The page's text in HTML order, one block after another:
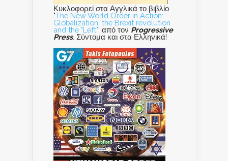
Κυκλοφορεί στα Αγγλικά το βιβλίο
"The New World Order in Action:
Globalization, the Brexit revolution
and the "Left"' από τον Progressive
Press. Σύντομα και στα Ελληνικά!